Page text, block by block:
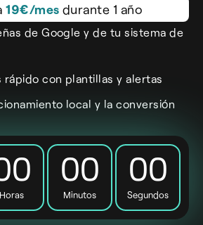
19€/mes durante 1 año
de Google y de tu sistema de
rápido con plantillas y alertas
local y la conversión
Horas
00
Minutos
00
Segundos